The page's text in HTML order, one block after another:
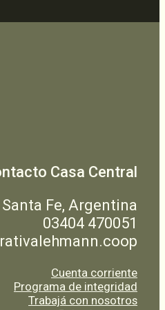
Casa Central
Fe, Argentina
03404 470051
Cuenta corriente
Programa de integridad
Trabajá con nosotros